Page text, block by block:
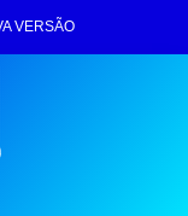
VERSÃO